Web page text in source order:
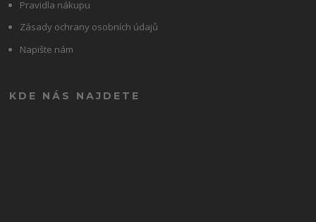
Pravidla nákupu
Zásady ochrany osobních údajů
Napište nám
KDE NÁS NAJDETE